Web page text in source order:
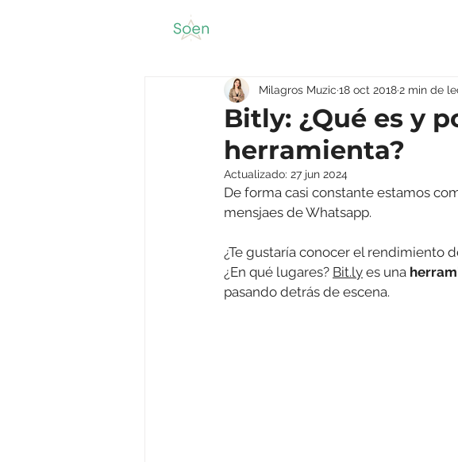
Bitly: ¿Qué es y
herramienta?
Milagros Muzic 18 oct 20182 min de
Actualizado: 27 jun 2024
De forma casi constante estamos
mensjaes de Whatsapp.
¿Te gustaría conocer el rendimiento
¿En qué lugares? Bit.ly es una
pasando detrás de escena.